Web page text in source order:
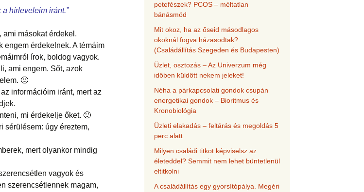
hírleveleim iránt.”
másokat érdekel.
engem érdekelnek. A témáim
írok, boldog vagyok.
ami engem. Sőt, azok
🙂
információim iránt, mert az
mi érdekelje őket. 🙂
sérülésem: úgy éreztem,
mert olyankor mindig
vagyok és
szerencsétlennek magam,
petefészek? PCOS – méltatlan
bánásmód
Mit okoz, ha az őseid másodlagos
okoknál fogva házasodtak?
(Családállítás Szegeden és Budapesten)
Üzlet, osztozás – Az Univerzum még
időben küldött nekem jeleket!
Néha a párkapcsolati gondok csupán
energetikai gondok – Bioritmus és
Kronobiológia
Üzleti elakadás – feltárás és megoldás 5
perc alatt
Milyen családi titkot képviselsz az
életeddel? Semmit nem lehet büntetlenül
eltitkolni
A családállítás egy gyorsítópálya. Megéri